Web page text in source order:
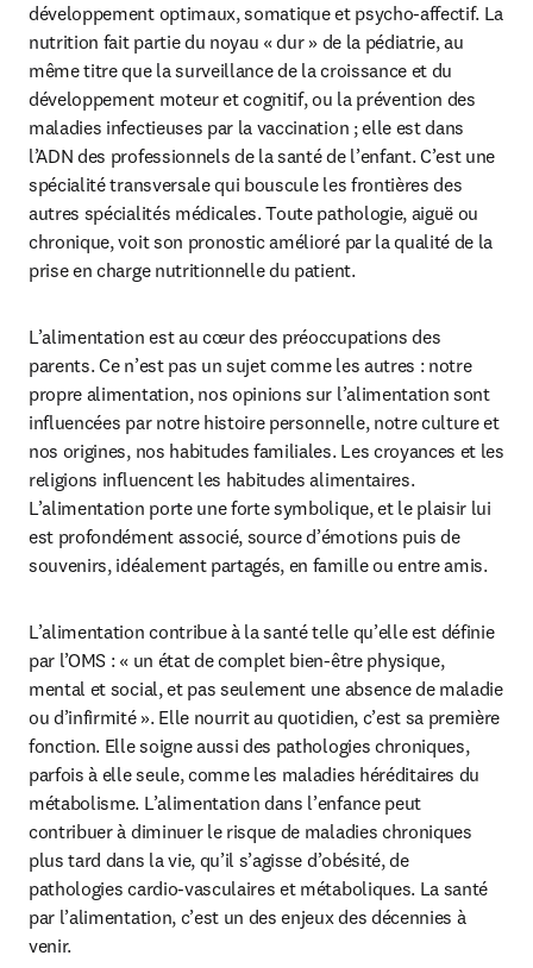
développement optimaux, somatique et psycho-affectif. La
nutrition fait partie du noyau « dur » de la pédiatrie, au
même titre que la surveillance de la croissance et du
développement moteur et cognitif, ou la prévention des
maladies infectieuses par la vaccination ; elle est dans
l’ADN des professionnels de la santé de l’enfant. C’est une
spécialité transversale qui bouscule les frontières des
autres spécialités médicales. Toute pathologie, aiguë ou
chronique, voit son pronostic amélioré par la qualité de la
prise en charge nutritionnelle du patient.
L’alimentation est au cœur des préoccupations des
parents. Ce n’est pas un sujet comme les autres : notre
propre alimentation, nos opinions sur l’alimentation sont
influencées par notre histoire personnelle, notre culture et
nos origines, nos habitudes familiales. Les croyances et les
religions influencent les habitudes alimentaires.
L’alimentation porte une forte symbolique, et le plaisir lui
est profondément associé, source d’émotions puis de
souvenirs, idéalement partagés, en famille ou entre amis.
L’alimentation contribue à la santé telle qu’elle est définie
par l’OMS : « un état de complet bien-être physique,
mental et social, et pas seulement une absence de maladie
ou d’infirmité ». Elle nourrit au quotidien, c’est sa première
fonction. Elle soigne aussi des pathologies chroniques,
parfois à elle seule, comme les maladies héréditaires du
métabolisme. L’alimentation dans l’enfance peut
contribuer à diminuer le risque de maladies chroniques
plus tard dans la vie, qu’il s’agisse d’obésité, de
pathologies cardio-vasculaires et métaboliques. La santé
par l’alimentation, c’est un des enjeux des décennies à
venir.